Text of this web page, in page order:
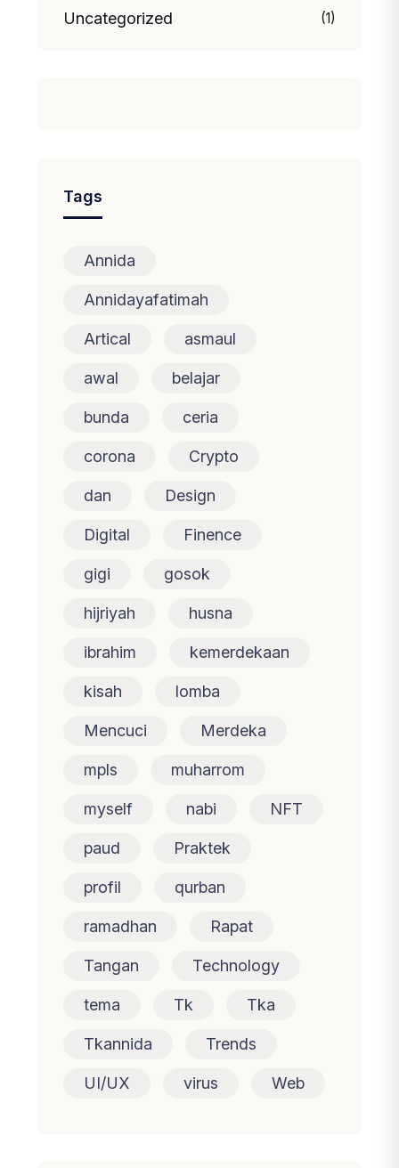
Uncategorized (1)
Tags
Annida
Annidayafatimah
Artical asmaul
awal belajar
bunda ceria
corona Crypto
dan Design
Digital Finence
gigi gosok
hijriyah husna
ibrahim kemerdekaan
kisah lomba
Mencuci Merdeka
mpls muharrom
myself nabi NFT
paud Praktek
profil qurban
ramadhan Rapat
Tangan Technology
tema Tk Tka
Tkannida Trends
UI/UX virus Web